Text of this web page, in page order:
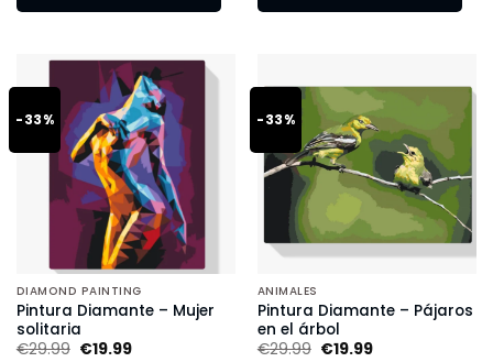
-33%
DIAMOND PAINTING
Pintura Diamante – Mujer
solitaria
€29.99 €19.99
-33%
ANIMALES
Pintura Diamante – Pájaros
en el árbol
€29.99 €19.99